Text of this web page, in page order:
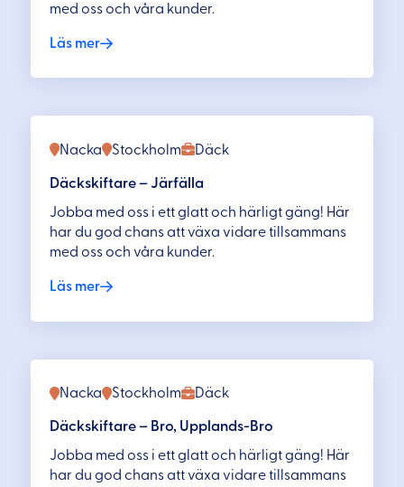
med oss och våra kunder.
Läs mer
Däck
Nacka Stockholm
Däckskiftare – Järfälla
Jobba med oss i ett glatt och härligt gäng! Här
har du god chans att växa vidare tillsammans
med oss och våra kunder.
Läs mer
Däck
Nacka Stockholm
Däckskiftare – Bro, Upplands-Bro
Jobba med oss i ett glatt och härligt gäng! Här
har du god chans att växa vidare tillsammans